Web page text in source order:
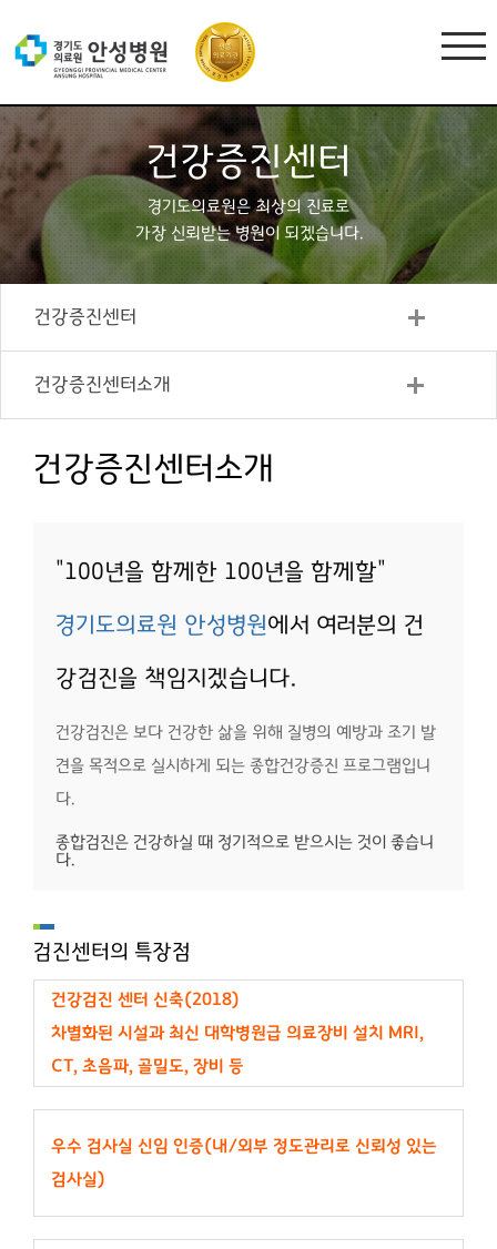
건강증진센터
경기도의료원은 최상의 진료로
가장 신뢰받는 병원이 되겠습니다.
건강증진센터
건강증진센터소개
건강증진센터소개
"100년을 함께한 100년을 함께할"
경기도의료원 안성병원에서 여러분의 건
강검진을 책임지겠습니다.
건강검진은 보다 건강한 삶을 위해 질병의 예방과 조기 발
견을 목적으로 실시하게 되는 종합건강증진 프로그램입니
다.
종합검진은 건강하실 때 정기적으로 받으시는 것이 좋습니
다.
검진센터의 특장점
건강검진 센터 신축(2018)
차별화된 시설과 최신 대학병원급 의료장비 설치 MRI,
CT, 초음파, 골밀도, 장비 등
우수 검사실 신임 인증(내/외부 정도관리로 신뢰성 있는
검사실)